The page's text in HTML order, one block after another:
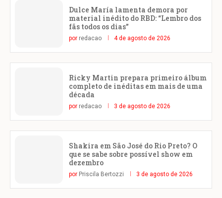
Dulce María lamenta demora por
material inédito do RBD: “Lembro dos
fãs todos os dias”
por redacao 4 de agosto de 2026
Ricky Martin prepara primeiro álbum
completo de inéditas em mais de uma
década
por redacao 3 de agosto de 2026
Shakira em São José do Rio Preto? O
que se sabe sobre possível show em
dezembro
por Priscila Bertozzi 3 de agosto de 2026